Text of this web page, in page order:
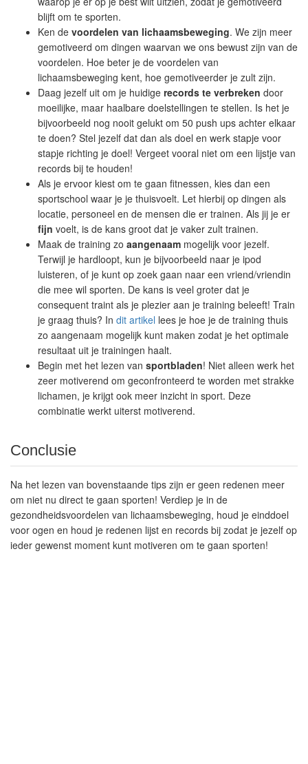
blijft om te sporten.
Ken de voordelen van lichaamsbeweging. We zijn meer
gemotiveerd om dingen waarvan we ons bewust zijn van de
voordelen. Hoe beter je de voordelen van
lichaamsbeweging kent, hoe gemotiveerder je zult zijn.
Daag jezelf uit om je huidige records te verbreken door
moeilijke, maar haalbare doelstellingen te stellen. Is het je
bijvoorbeeld nog nooit gelukt om 50 push ups achter elkaar
te doen? Stel jezelf dat dan als doel en werk stapje voor
stapje richting je doel! Vergeet vooral niet om een lijstje van
records bij te houden!
Als je ervoor kiest om te gaan fitnessen, kies dan een
sportschool waar je je thuisvoelt. Let hierbij op dingen als
locatie, personeel en de mensen die er trainen. Als jij je er
fijn voelt, is de kans groot dat je vaker zult trainen.
Maak de training zo aangenaam mogelijk voor jezelf.
Terwijl je hardloopt, kun je bijvoorbeeld naar je ipod
luisteren, of je kunt op zoek gaan naar een vriend/vriendin
die mee wil sporten. De kans is veel groter dat je
consequent traint als je plezier aan je training beleeft! Train
je graag thuis? In dit artikel lees je hoe je de training thuis
zo aangenaam mogelijk kunt maken zodat je het optimale
resultaat uit je trainingen haalt.
Begin met het lezen van sportbladen! Niet alleen werk het
zeer motiverend om geconfronteerd te worden met strakke
lichamen, je krijgt ook meer inzicht in sport. Deze
combinatie werkt uiterst motiverend.
Conclusie
Na het lezen van bovenstaande tips zijn er geen redenen meer
om niet nu direct te gaan sporten! Verdiep je in de
gezondheidsvoordelen van lichaamsbeweging, houd je einddoel
voor ogen en houd je redenen lijst en records bij zodat je jezelf op
ieder gewenst moment kunt motiveren om te gaan sporten!